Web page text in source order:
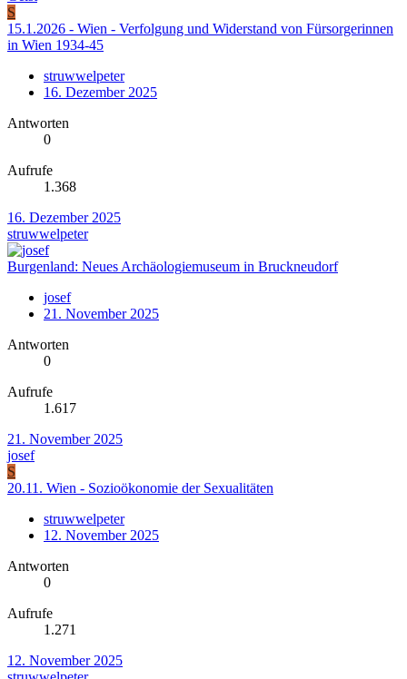
S
15.1.2026 - Wien - Verfolgung und Widerstand von Fürsorgerinnen
in Wien 1934-45
struwwelpeter
16. Dezember 2025
Antworten
0
Aufrufe
1.368
16. Dezember 2025
struwwelpeter
Burgenland: Neues Archäologiemuseum in Bruckneudorf
josef
21. November 2025
Antworten
0
Aufrufe
1.617
21. November 2025
josef
S
20.11. Wien - Sozioökonomie der Sexualitäten
struwwelpeter
12. November 2025
Antworten
0
Aufrufe
1.271
12. November 2025